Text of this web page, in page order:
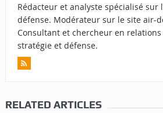
Rédacteur et analyste spécialisé sur
défense. Modérateur sur le site air-
Consultant et chercheur en
stratégie et défense.
RELATED ARTICLES